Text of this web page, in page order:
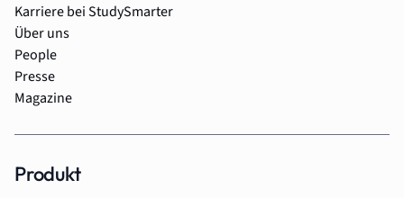
Karriere bei StudySmarter
Über uns
People
Presse
Magazine
Produkt